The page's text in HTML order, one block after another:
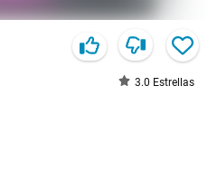
3.0 Estrellas